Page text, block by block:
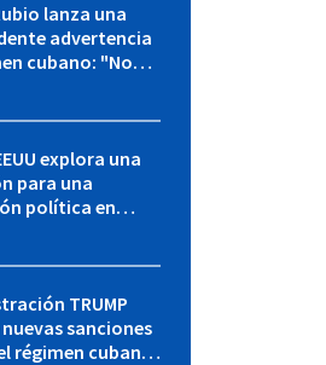
lanza una
advertencia
cubano: "No
explora una
para una
política en
TRUMP
sanciones
régimen cubano: